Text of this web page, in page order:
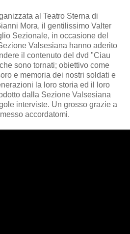
al Teatro Sterna di
Mora, il gentilissimo Valter
Sezionale, in occasione del
Valsesiana hanno aderito
il contenuto del dvd "Ciau
sono tornati; obiettivo come
e memoria dei nostri soldati e
la loro storia ed il loro
dalla Sezione Valsesiana
interviste. Un grosso grazie a
accordatomi.